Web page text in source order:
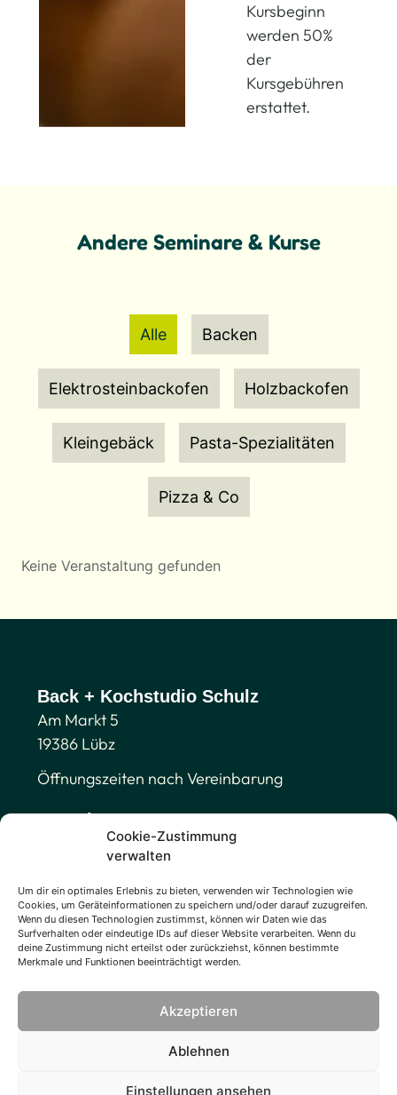
Cookie-Zustimmung
verwalten
Um dir ein optimales Erlebnis zu bieten, verwenden wir Technologien wie
Cookies, um Geräteinformationen zu speichern und/oder darauf zuzugreifen.
Wenn du diesen Technologien zustimmst, können wir Daten wie das
Surfverhalten oder eindeutige IDs auf dieser Website verarbeiten. Wenn du
deine Zustimmung nicht erteilst oder zurückziehst, können bestimmte
Merkmale und Funktionen beeinträchtigt werden.
Akzeptieren
Ablehnen
Einstellungen ansehen
Kursbeginn
werden 50%
der
Kursgebühren
erstattet.
Andere Seminare & Kurse
Alle Backen
Elektrosteinbackofen Holzbackofen
Kleingebäck Pasta-Spezialitäten
Pizza & Co
Keine Veranstaltung gefunden
Back + Kochstudio Schulz
Am Markt 5
19386 Lübz
Öffnungszeiten nach Vereinbarung
Kontakt
Tel. 01511 566 47 88
Legales
Impressum
Cookies-Richtlinie